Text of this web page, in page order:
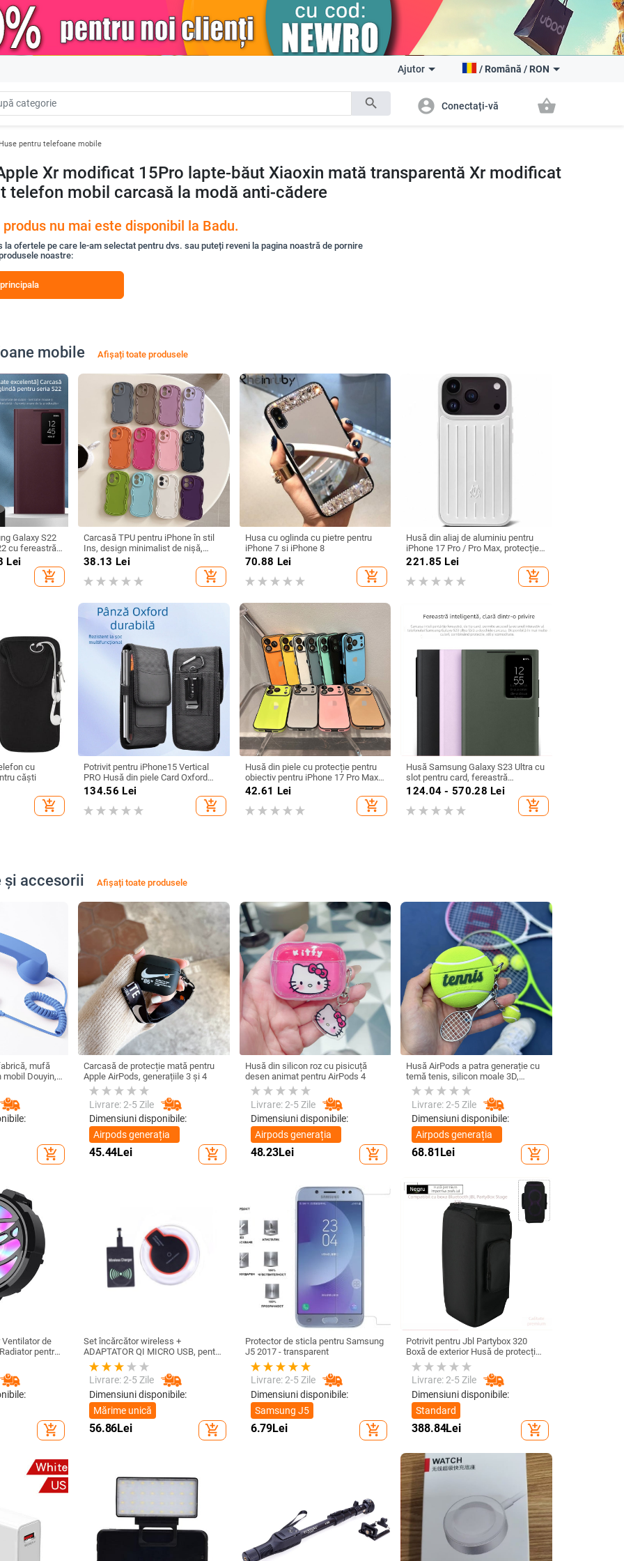
search
Ajutor / Română / RON
account_circle Conectați-vă shopping_basket
Huse pentru telefoane mobile
Xr modificat 15Pro lapte-băut Xiaoxin mată transparentă Xr modificat
telefon mobil carcasă la modă anti-cădere
nu mai este disponibil la Badu.
la ofertele pe care le-am selectat pentru dvs. sau puteți reveni la pagina noastră de pornire
noastre:
mobile Afișați toate produsele
Galaxy S22
cu fereastră
de somn,
Lei
add_shopping_cart
Carcasă TPU pentru iPhone în stil
Ins, design minimalist de nișă,
husă moale cu margine ondulată,
protecție anti-cădere, anti-
amprentă, finisaj mat
38.13 Lei
add_shopping_cart
Husa cu oglinda cu pietre pentru
iPhone 7 si iPhone 8
70.88 Lei
add_shopping_cart
Husă din aliaj de aluminiu pentru
iPhone 17 Pro / Pro Max, protecție
anti-cădere, închidere magnetică,
turnare prin injecție, posibilitate de
personalizare
221.85 Lei
add_shopping_cart
cu
căști
add_shopping_cart
Potrivit pentru iPhone15 Vertical
PRO Husă din piele Card Oxford
Material nailon Curea telefon mobil
134.56 Lei
add_shopping_cart
Husă din piele cu protecție pentru
obiectiv pentru iPhone 17 Pro Max
— husă durabilă, protecție antișoc
42.61 Lei
add_shopping_cart
Husă Samsung Galaxy S23 Ultra cu
slot pentru card, fereastră
inteligentă, protecție completă –
124.04 - 570.28 Lei
add_shopping_cart
și accesorii Afișați toate produsele
mufă
mobil Douyin,
mobil,
C, căști cu
add_shopping_cart
Carcasă de protecție mată pentru
Apple AirPods, generațiile 3 și 4
Livrare: 2-5 Zile
Dimensiuni disponibile:
Airpods generația
1/2
45.44Lei add_shopping_cart
Husă din silicon roz cu pisicuță
desen animat pentru AirPods 4
Livrare: 2-5 Zile
Dimensiuni disponibile:
Airpods generația
1/2
48.23Lei add_shopping_cart
Husă AirPods a patra generație cu
temă tenis, silicon moale 3D,
compatibilă cu AirPods 3 și Pro 2
Livrare: 2-5 Zile
Dimensiuni disponibile:
Airpods generația
1/2
68.81 Lei add_shopping_cart
Ventilator de
pentru
add_shopping_cart
Set încărcător wireless +
ADAPTATOR QI MICRO USB, pentru
telefon + receptor wireless Qi cu
micro USB-culoare neagră
Livrare: 2-5 Zile
Dimensiuni disponibile:
Mărime unică
56.86Lei add_shopping_cart
Protector de sticla pentru Samsung
J5 2017 - transparent
Livrare: 2-5 Zile
Dimensiuni disponibile:
Samsung J5
6.79Lei add_shopping_cart
Potrivit pentru Jbl Partybox 320
Boxă de exterior Husă de protecție
Stage 320 Audio Trolley Carcasă
anti-praf Husă
Livrare: 2-5 Zile
Dimensiuni disponibile:
Standard
388.84Lei add_shopping_cart